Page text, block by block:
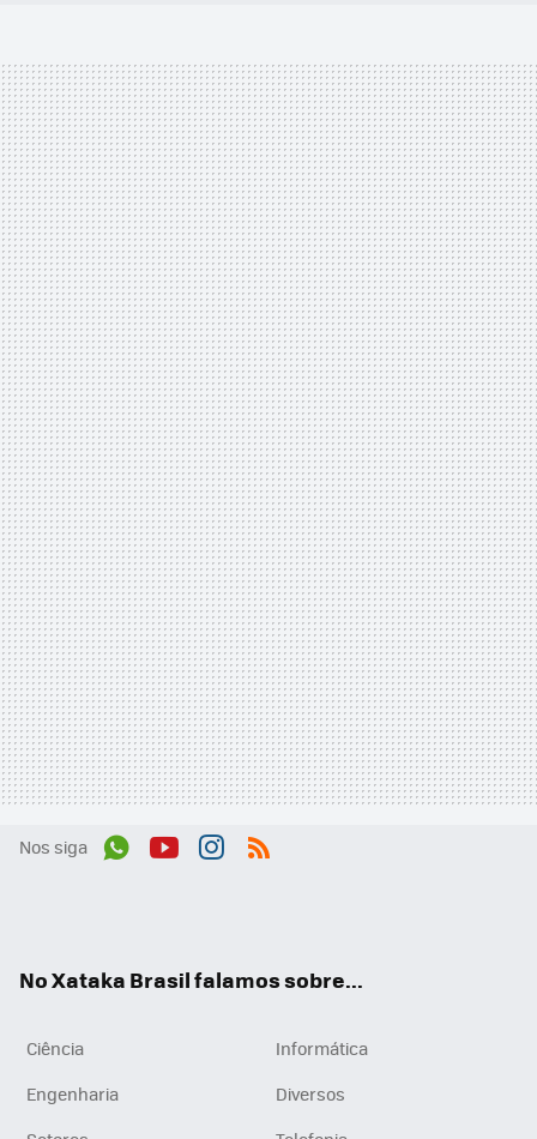
Nos siga
No Xataka Brasil falamos sobre...
Ciência
Informática
Engenharia
Diversos